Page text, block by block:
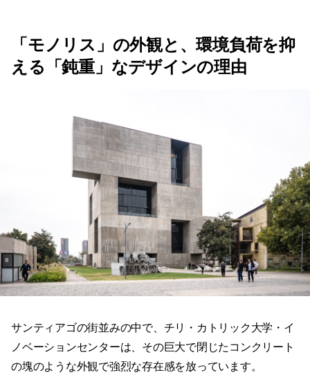
「モノリス」の外観と、環境負荷を抑
える「鈍重」なデザインの理由
サンティアゴの街並みの中で、チリ・カトリック大学・イ
ノベーションセンターは、その巨大で閉じたコンクリート
の塊のような外観で強烈な存在感を放っています。